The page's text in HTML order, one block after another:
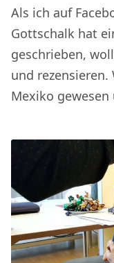
Als ich auf
Gottschalk hat
geschrieben,
und
Mexiko